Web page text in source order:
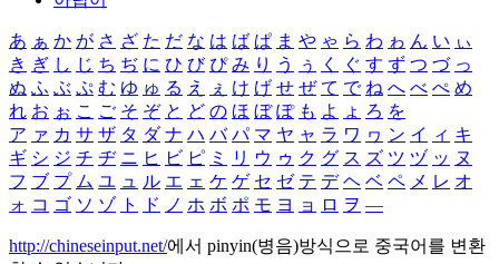
あ ぁ か が さ ざ た だ な は ば ぱ ま や ゃ ら わ ゎ ん い ぃ
き ぎ し じ ち ぢ に ひ び ぴ み り う ぅ く ぐ す ず つ づ っ
ぬ ふ ぶ ぷ む ゆ ゅ る え ぇ け げ せ ぜ て で ね へ べ ぺ め
れ お ぉ こ ご そ ぞ と ど の ほ ぼ ぽ も よ ょ ろ を
ア ァ カ サ ザ タ ダ ナ ハ バ パ マ ヤ ャ ラ ワ ヮ ン イ ィ キ
ギ シ ジ チ ヂ ニ ヒ ビ ピ ミ リ ウ ゥ ク グ ス ズ ツ ヅ ッ ヌ
フ ブ プ ム ユ ュ ル エ ェ ケ ゲ セ ゼ テ デ ヘ ベ ペ メ レ オ
ォ コ ゴ ソ ゾ ト ド ノ ホ ボ ポ モ ヨ ョ ロ ヲ ―
http://chineseinput.net/에서 pinyin(병음)방식으로 중국어를 변환